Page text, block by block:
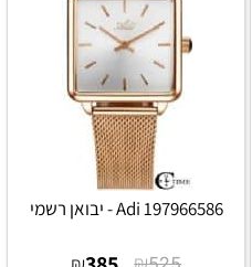
Adi 197966586 - יבואן רשמי